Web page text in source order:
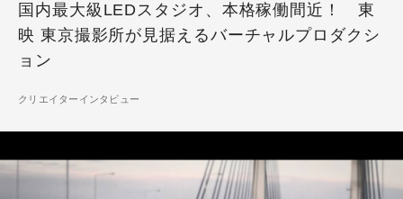
国内最大級LEDスタジオ、本格稼働間近！ 東
映 東京撮影所が見据えるバーチャルプロダクシ
ョン
クリエイターインタビュー